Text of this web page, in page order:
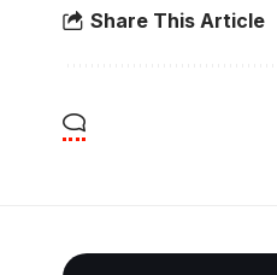
Share This Article